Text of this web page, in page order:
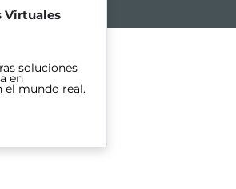
Virtuales
soluciones
en
el mundo real.